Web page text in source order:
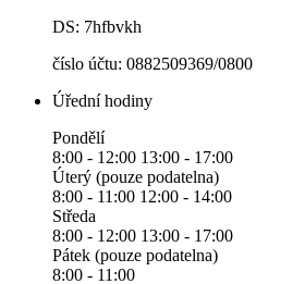
DS: 7hfbvkh
číslo účtu: 0882509369/0800
Úřední hodiny
Pondělí
8:00 - 12:00 13:00 - 17:00
Úterý (pouze podatelna)
8:00 - 11:00 12:00 - 14:00
Středa
8:00 - 12:00 13:00 - 17:00
Pátek (pouze podatelna)
8:00 - 11:00